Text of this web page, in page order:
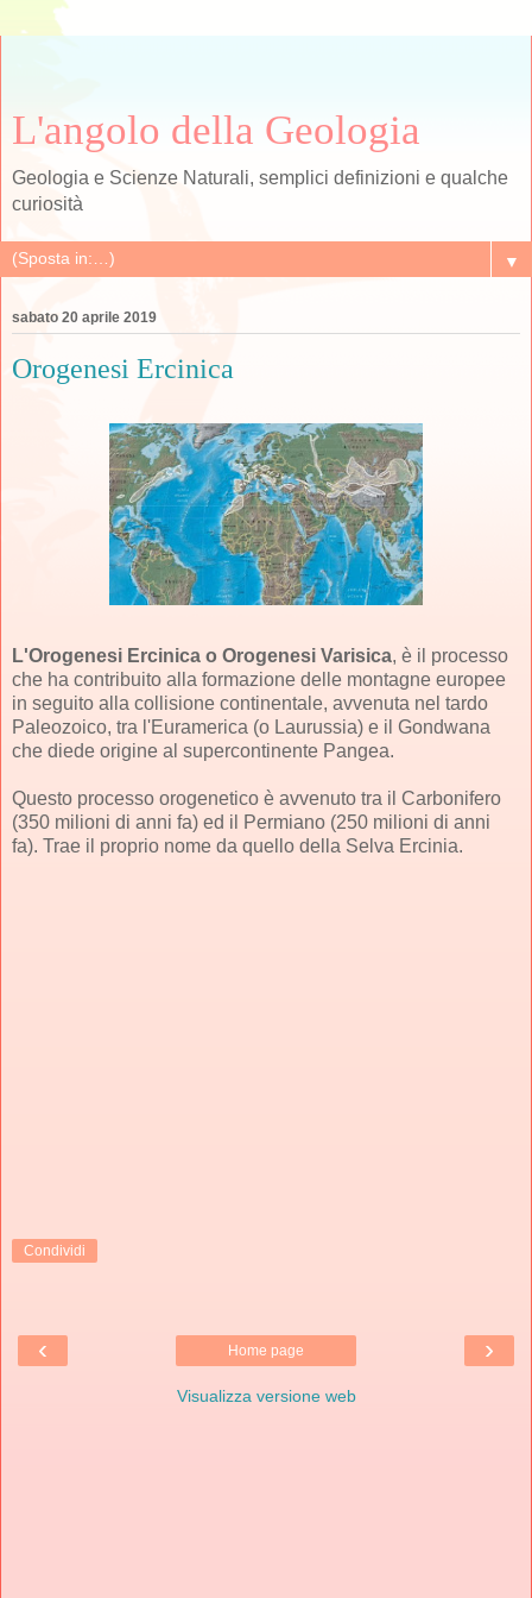
L'angolo della Geologia
Geologia e Scienze Naturali, semplici definizioni e qualche
curiosità
▼
sabato 20 aprile 2019
Orogenesi Ercinica
L'Orogenesi Ercinica o Orogenesi Varisica, è il processo
che ha contribuito alla formazione delle montagne europee
in seguito alla collisione continentale, avvenuta nel tardo
Paleozoico, tra l'Euramerica (o Laurussia) e il Gondwana
che diede origine al supercontinente Pangea.
Questo processo orogenetico è avvenuto tra il Carbonifero
(350 milioni di anni fa) ed il Permiano (250 milioni di anni
fa). Trae il proprio nome da quello della Selva Ercinia.
Condividi
‹ ›
Home page
Visualizza versione web